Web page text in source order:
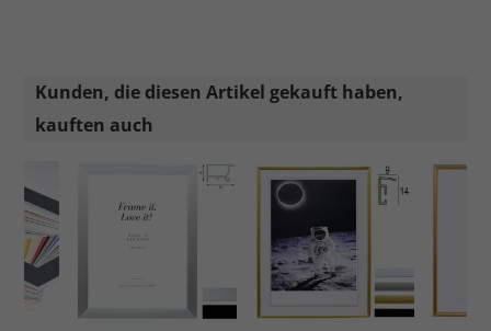
Kunden, die diesen Artikel gekauft haben,
kauften auch